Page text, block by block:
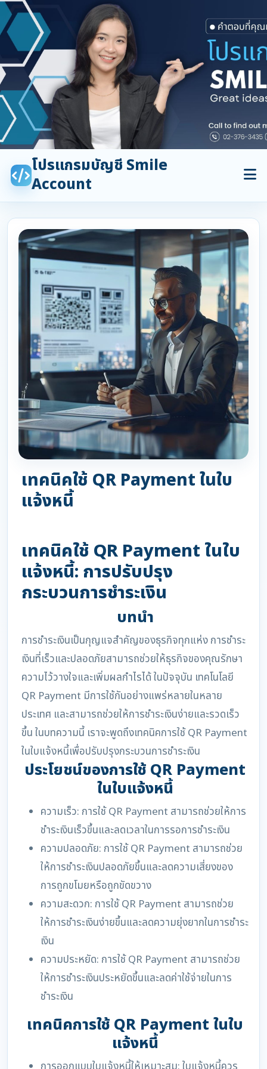
โปรแกรมบัญชี Smile
Account
เทคนิคใช้ QR Payment ในใบ
แจ้งหนี้
เทคนิคใช้ QR Payment ในใบ
แจ้งหนี้: การปรับปรุง
กระบวนการชำระเงิน
บทนำ
การชำระเงินเป็นกุญแจสำคัญของธุรกิจทุกแห่ง การชำระ
เงินที่เร็วและปลอดภัยสามารถช่วยให้ธุรกิจของคุณรักษา
ความไว้วางใจและเพิ่มผลกำไรได้ ในปัจจุบัน เทคโนโลยี
QR Payment มีการใช้กันอย่างแพร่หลายในหลาย
ประเทศ และสามารถช่วยให้การชำระเงินง่ายและรวดเร็ว
ขึ้น ในบทความนี้ เราจะพูดถึงเทคนิคการใช้ QR Payment
ในใบแจ้งหนี้เพื่อปรับปรุงกระบวนการชำระเงิน
ประโยชน์ของการใช้ QR Payment
ในใบแจ้งหนี้
ความเร็ว: การใช้ QR Payment สามารถช่วยให้การ
ชำระเงินเร็วขึ้นและลดเวลาในการรอการชำระเงิน
ความปลอดภัย: การใช้ QR Payment สามารถช่วย
ให้การชำระเงินปลอดภัยขึ้นและลดความเสี่ยงของ
การถูกขโมยหรือถูกขัดขวาง
ความสะดวก: การใช้ QR Payment สามารถช่วย
ให้การชำระเงินง่ายขึ้นและลดความยุ่งยากในการชำระ
เงิน
ความประหยัด: การใช้ QR Payment สามารถช่วย
ให้การชำระเงินประหยัดขึ้นและลดค่าใช้จ่ายในการ
ชำระเงิน
เทคนิคการใช้ QR Payment ในใบ
แจ้งหนี้